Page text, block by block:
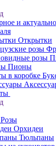
и
Открытки
Пионы
Розы
Орхидеи
Тюльпаны